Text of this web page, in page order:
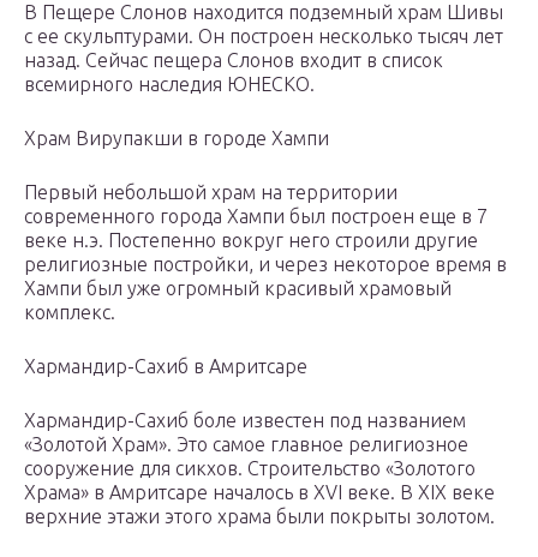
В Пещере Слонов находится подземный храм Шивы
с ее скульптурами. Он построен несколько тысяч лет
назад. Сейчас пещера Слонов входит в список
всемирного наследия ЮНЕСКО.
Храм Вирупакши в городе Хампи
Первый небольшой храм на территории
современного города Хампи был построен еще в 7
веке н.э. Постепенно вокруг него строили другие
религиозные постройки, и через некоторое время в
Хампи был уже огромный красивый храмовый
комплекс.
Хармандир-Сахиб в Амритсаре
Хармандир-Сахиб боле известен под названием
«Золотой Храм». Это самое главное религиозное
сооружение для сикхов. Строительство «Золотого
Храма» в Амритсаре началось в XVI веке. В XIX веке
верхние этажи этого храма были покрыты золотом.